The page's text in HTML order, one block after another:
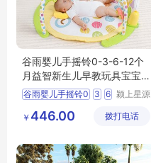
谷雨婴儿手摇铃0-3-6-12个
月益智新生儿早教玩具宝宝
抓握训练玩具
谷雨婴儿手摇铃0 3 6 颍上星源
有限公司
￥ 446.00 拨打电话